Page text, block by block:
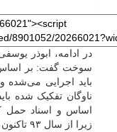
در ادامه، ابوذر
سوخت گفت: بر اساس
باید اجرایی
ناوگان تفکیک شده
اساس و اسناد حمل
زیرا